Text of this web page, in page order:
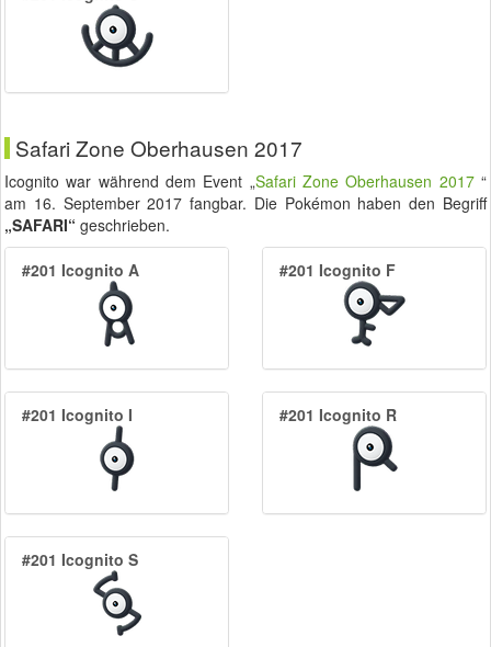
Safari Zone Oberhausen 2017
Icognito war während dem Event „Safari Zone Oberhausen 2017“
am 16. September 2017 fangbar. Die Pokémon haben den Begriff
„SAFARI“ geschrieben.
#201 Icognito A #201 Icognito F
#201 Icognito I #201 Icognito R
#201 Icognito S